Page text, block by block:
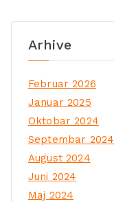
Arhive
Februar 2026
Januar 2025
Oktobar 2024
Septembar 2024
August 2024
Juni 2024
Maj 2024